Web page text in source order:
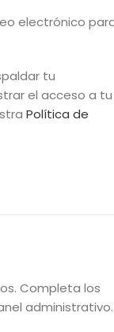
electrónico
tu
el acceso a tu
Política de
Completa los
administrativo.